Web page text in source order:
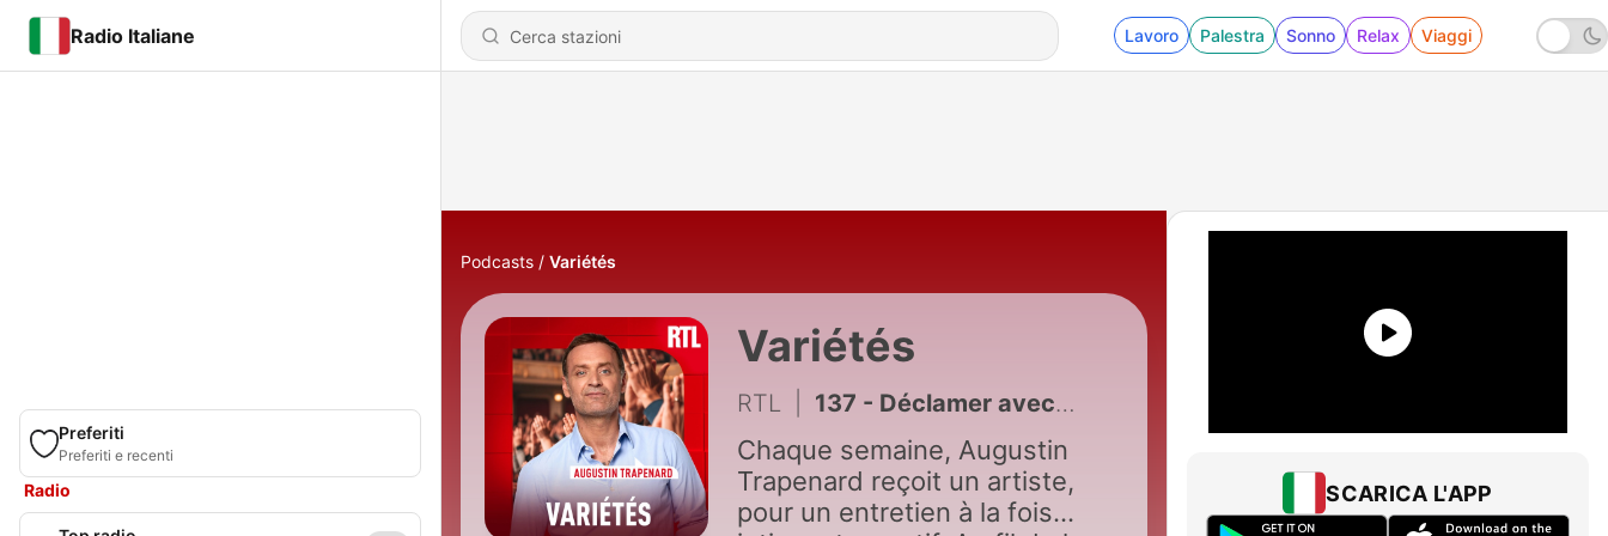
Radio Italiane Lavoro Palestra Sonno Relax Viaggi
Preferiti
Preferiti e recenti
Radio
Podcasts Variétés
Variétés
RTL 137 - Déclamer avec Fabrice Luchini : "Quelque soit ton état dépressif, tu ne peux pas ne pas jouir sur scène"
Chaque semaine, Augustin
Trapenard reçoit un artiste,
pour un entretien à la fois
SCARICA L'APP